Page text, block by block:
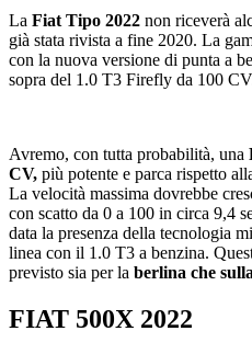
La Fiat Tipo 2022 non riceverà
già stata rivista a fine 2020. La
con la nuova versione di punta a
sopra del 1.0 T3 Firefly da 100
Avremo, con tutta probabilità, una
CV, più potente e parca rispetto
La velocità massima dovrebbe
con scatto da 0 a 100 in circa 9,4
data la presenza della tecnologia
linea con il 1.0 T3 a benzina.
previsto sia per la berlina che
FIAT 500X 2022